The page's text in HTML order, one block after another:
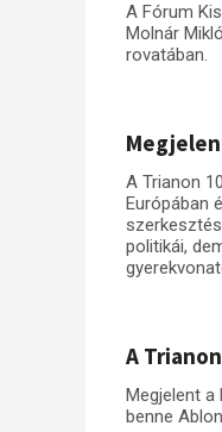
A Fórum
Molnár
rovatában.
A Trianon
Európában
politikái,
A
Megjelent a
benne